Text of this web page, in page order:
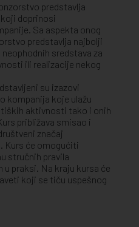
predstavlja
doprinosi
Sa aspekta onog
predstavlja najbolji
sredstava za
ili realizacije nekog
su izazovi
kompanija koje ulažu
aktivnosti tako i onih
približava smisao i
značaj
Kurs će omogućiti
stručnih pravila
praksi. Na kraju kursa će
koji se tiču uspešnog